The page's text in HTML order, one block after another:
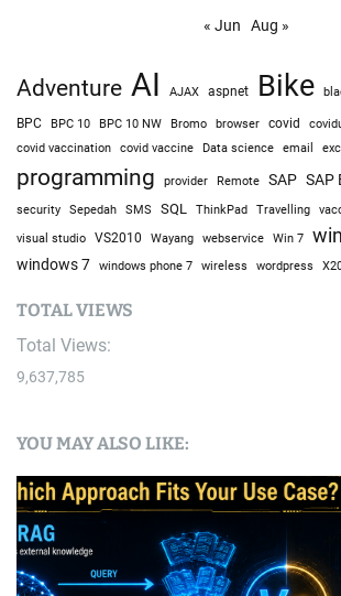
« Jun Aug »
Adventure AI AJAX aspnet Bike
BPC BPC 10 BPC 10 NW Bromo browser covid
covid vaccination covid vaccine Data science email
programming provider Remote SAP SAP
security
Sepedah SMS SQL ThinkPad Travelling
visual studio VS2010 Wayang webservice Win 7
windows 7 windows phone 7 wireless wordpress
TOTAL VIEWS
Total Views:
9,637,785
YOU MAY ALSO LIKE: